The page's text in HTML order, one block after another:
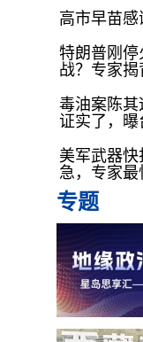
高市早苗感
特朗普刚停
战？专家揭
毒油案陈其
证实了，
美军武器
急，专家
专题